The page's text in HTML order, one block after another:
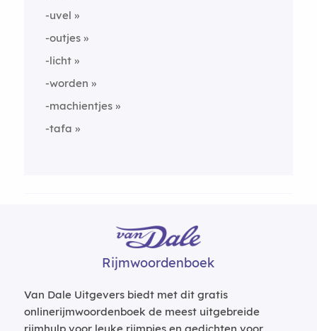
-uvel
-outjes
-licht
-worden
-machientjes
-tafa
Rijmwoordenboek
Van Dale Uitgevers biedt met dit gratis
onlinerijmwoordenboek de meest uitgebreide
rijmhulp voor leuke rijmpjes en gedichten voor